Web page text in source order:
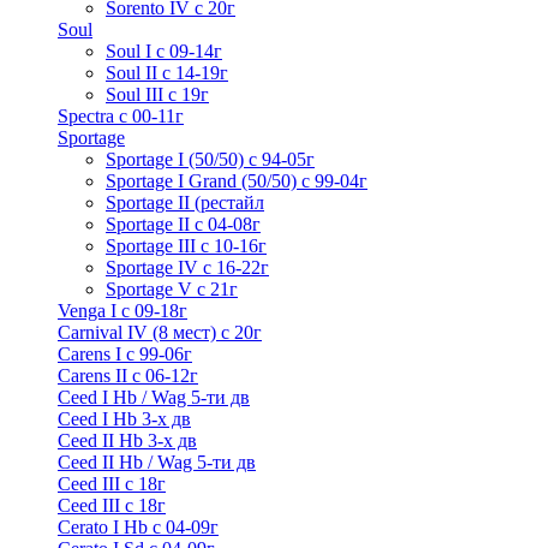
Sorento IV с 20г
Soul
Soul I с 09-14г
Soul II с 14-19г
Soul III с 19г
Spectra с 00-11г
Sportage
Sportage I (50/50) с 94-05г
Sportage I Grand (50/50) с 99-04г
Sportage II (рестайл
Sportage II c 04-08г
Sportage III c 10-16г
Sportage IV с 16-22г
Sportage V с 21г
Venga I c 09-18г
Carnival IV (8 мест) с 20г
Carens I c 99-06г
Carens II c 06-12г
Ceed I Hb / Wag 5-ти дв
Ceed I Hb 3-х дв
Ceed II Hb 3-х дв
Ceed II Hb / Wag 5-ти дв
Ceed III с 18г
Ceed III с 18г
Cerato I Hb с 04-09г